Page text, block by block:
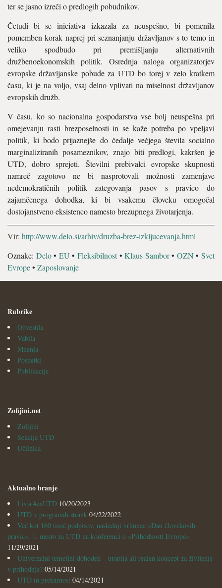
ter se jasno izreči o predlogih pobudnikov.
Četudi bi se iniciativa izkazala za neuspešno, bi pomenila
pomemben korak naprej pri seznanjanju državljanov s to temo in
veliko spodbudo pri premišljanju alternativnih
družbenoekonomskih politik. Osrednja naloga organizatorjev
evropske državljanske pobude za UTD bo torej v zelo kratkem
času, ki je na voljo, vsaj delno vplivati na miselnost državljanov
evropskih družb.
V času, ko so nacionalna gospodarstva vse bolj neuspešna pri
omejevanju rasti brezposelnosti in se kaže potreba po vpeljavi
politik, ki bodo prijaznejše do čedalje večjega števila socialno
marginaliziranih posameznikov, znajo biti predlogi, kakršen je
UTD, dobro sprejeti. Številni prebivalci evropske skupnosti
namreč zagotovo ne bi nasprotovali možnosti zamenjave
nedemokratičnih politik zategovanja pasov s pravico do
zajamčenega dohodka, ki bi vsakemu človeku omogočal
dostojanstveno eksistenco namesto brezupnega životarjenja.
Vir: http://www.delo.si/arhiv/druzba-brez-izkljucevanja.html
Oznake: Delo• EU • Fleksibilnost•Klaus Sambor• OZN •Svet
Evrope• Zaposlovanje
Rubrike
Obvestila
Vabila
Mnenja
Posnetki
Publikacije
Zofijini.net
Zofijini
Sekcija UTD
Učilnica
Aktualno branje
Lista #zaUTD 10/20/2023
UTD v programih strank 04/22/2022
Več kot 160 tisoč podpisov, naslednji vrhunec »Dan človekovih
pravic«, 1. mesto za UTD na konferenci o »Prihodnosti Evrope«
11/29/2021
Univerzalni temeljni dohodek – utopija ali realen koncept za življenje
v prihodnje? 05/14/2021
UTD in prekarnost 04/14/2021